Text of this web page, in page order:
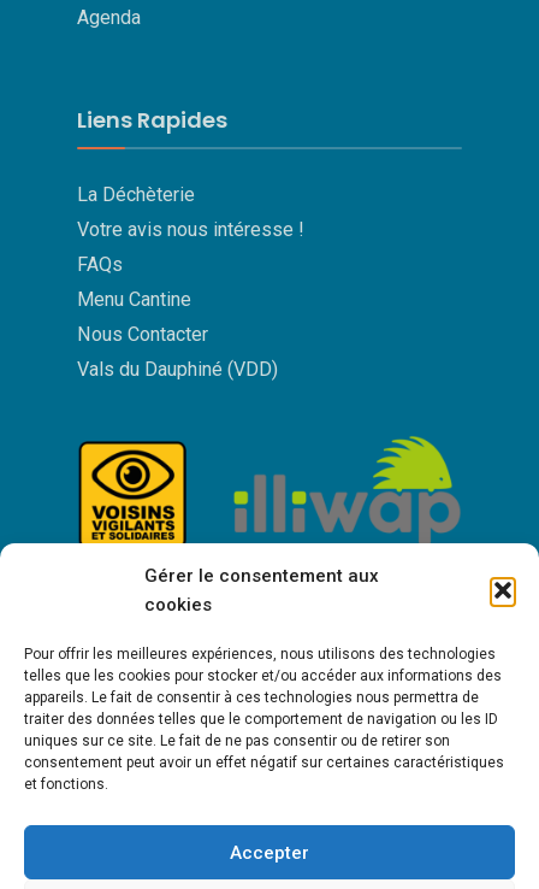
Gérer le consentement aux
cookies
Pour offrir les meilleures expériences, nous utilisons des technologies
telles que les cookies pour stocker et/ou accéder aux informations des
appareils. Le fait de consentir à ces technologies nous permettra de
traiter des données telles que le comportement de navigation ou les ID
uniques sur ce site. Le fait de ne pas consentir ou de retirer son
consentement peut avoir un effet négatif sur certaines caractéristiques
et fonctions.
Accepter
Agenda
Liens Rapides
La Déchèterie
Votre avis nous intéresse !
FAQs
Menu Cantine
Nous Contacter
Vals du Dauphiné (VDD)
Bienvenue à Saint-Victor de Cessieu !